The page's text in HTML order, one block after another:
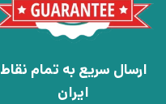
ارسال سریع به تمام نقاط
ایران